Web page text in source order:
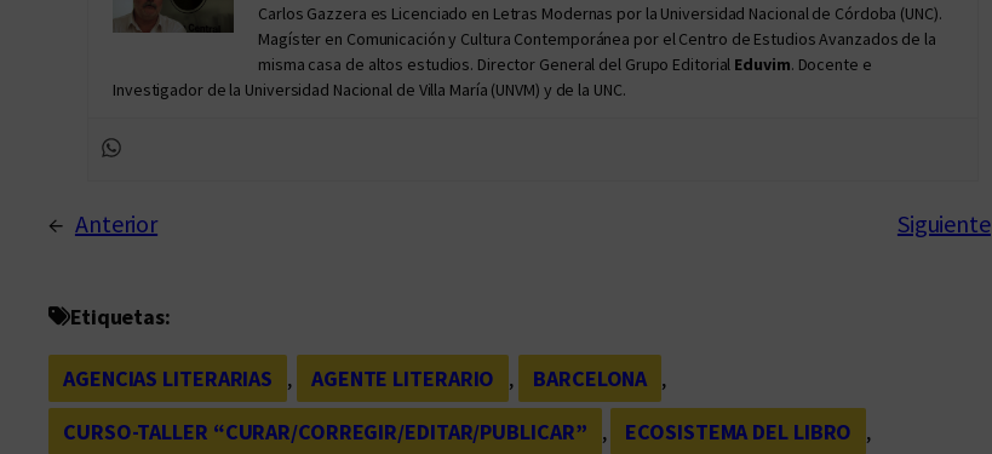
Carlos Gazzera es Licenciado en Letras Modernas por la Universidad Nacional de Córdoba (UNC).
Magíster en Comunicación y Cultura Contemporánea por el Centro de Estudios Avanzados de la
misma casa de altos estudios. Director General del Grupo Editorial Eduvim. Docente e
Investigador de la Universidad Nacional de Villa María (UNVM) y de la UNC.
← Anterior Siguiente
Etiquetas:
AGENCIAS LITERARIAS , AGENTE LITERARIO , BARCELONA ,
CURSO-TALLER “CURAR/CORREGIR/EDITAR/PUBLICAR”
, ECOSISTEMA DEL LIBRO
,